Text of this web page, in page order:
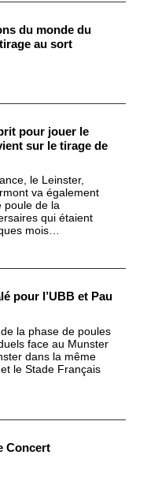
du monde du
au sort
pour jouer le
sur le tirage de
le Leinster,
va également
poule de la
qui étaient
mois…
pour l’UBB et Pau
la phase de poules
face au Munster
dans la même
le Stade Français
Concert